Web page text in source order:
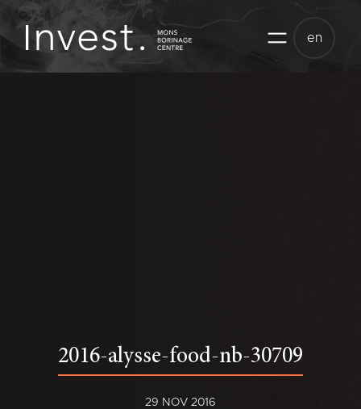
Skip
content
en
2016-alysse-food-nb-30709
29 NOV 2016